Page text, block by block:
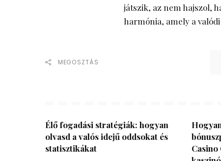
játszik, az nem hajszol,
harmónia, amely a
MEGOSZTÁS
Élő fogadási stratégiák: hogyan
olvasd a valós idejű oddsokat és
statisztikákat